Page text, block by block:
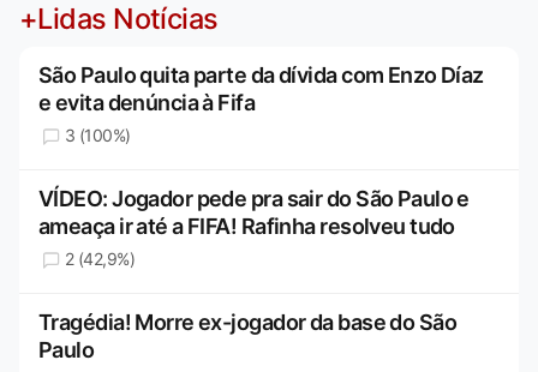
+Lidas Notícias
São Paulo quita parte da dívida com Enzo Díaz
e evita denúncia à Fifa
3 (100%)
VÍDEO: Jogador pede pra sair do São Paulo e
ameaça ir até a FIFA! Rafinha resolveu tudo
2 (42,9%)
Tragédia! Morre ex-jogador da base do São
Paulo